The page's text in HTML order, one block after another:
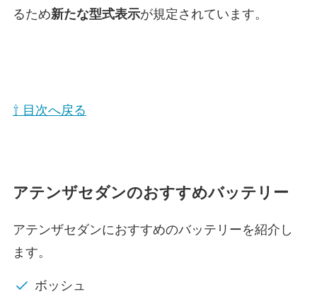
るため新たな型式表示が規定されています。
⇧ 目次へ戻る
アテンザセダンのおすすめバッテリー
アテンザセダンにおすすめのバッテリーを紹介し
ます。
ボッシュ